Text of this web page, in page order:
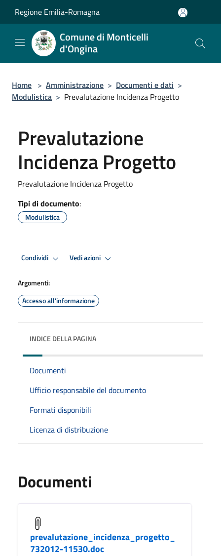
Regione Emilia-Romagna
Comune di Monticelli
d'Ongina
Home > Amministrazione > Documenti e dati >
Modulistica > Prevalutazione Incidenza Progetto
Prevalutazione
Incidenza Progetto
Prevalutazione Incidenza Progetto
Tipi di documento:
Modulistica
Condividi Vedi azioni
Argomenti:
Accesso all'informazione
INDICE DELLA PAGINA
Documenti
Ufficio responsabile del documento
Formati disponibili
Licenza di distribuzione
Documenti
prevalutazione_incidenza_progetto_
732012-11530.doc